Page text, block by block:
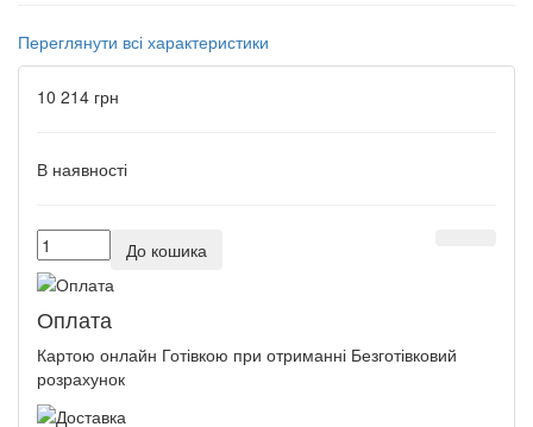
Переглянути всі характеристики
10 214 грн
В наявності
До кошика
Оплата
Картою онлайн Готівкою при отриманні Безготівковий
розрахунок